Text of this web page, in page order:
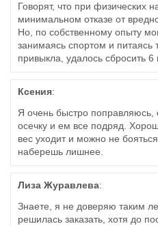
Говорят, что при физических
минимальном отказе от
Но, по собственному опыту
занимаясь спортом и питаясь
привыкла, удалось сбросить
Ксения:
Я очень быстро поправляюсь,
осечку и ем все подряд.
вес уходит и можно не
наберешь лишнее.
Лиза Журавлева:
Знаете, я не доверяю таким
решилась заказать, хотя до